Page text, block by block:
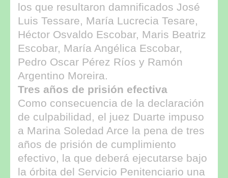
los que resultaron damnificados José
Luis Tessare, María Lucrecia Tesare,
Héctor Osvaldo Escobar, Maris Beatriz
Escobar, María Angélica Escobar,
Pedro Oscar Pérez Ríos y Ramón
Argentino Moreira.
Tres años de prisión efectiva
Como consecuencia de la declaración
de culpabilidad, el juez Duarte impuso
a Marina Soledad Arce la pena de tres
años de prisión de cumplimiento
efectivo, la que deberá ejecutarse bajo
la órbita del Servicio Penitenciario una